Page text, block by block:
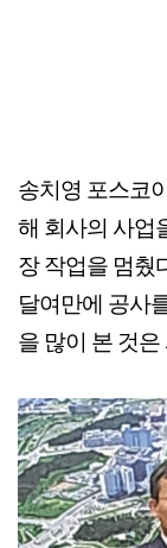
송치영 포스코
해 회사의 사업
장 작업을 멈췄
달여만에 공사
을 많이 본 것